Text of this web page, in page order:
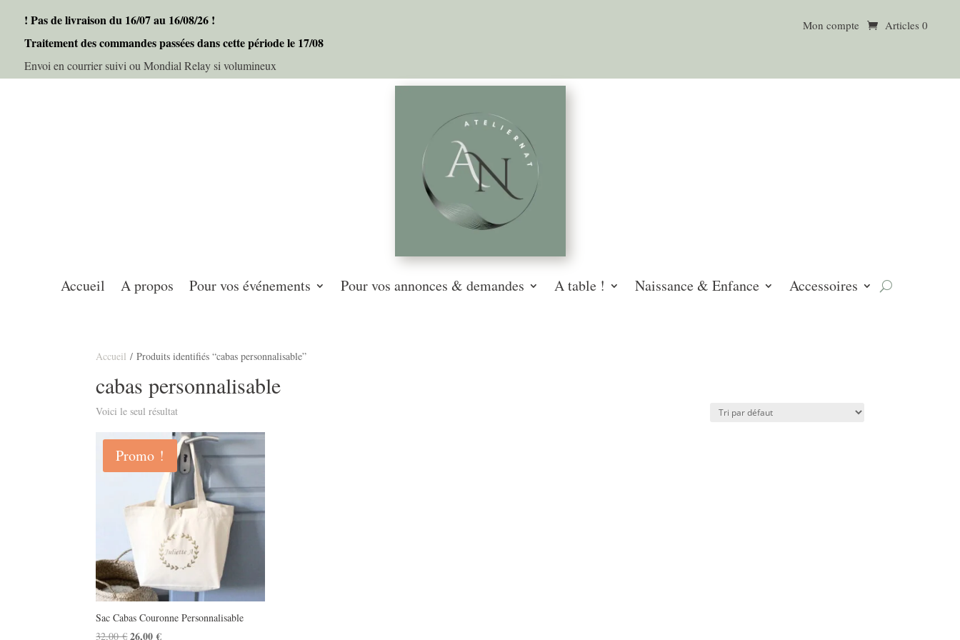
! Pas de livraison du 16/07 au 16/08/26 !
Traitement des commandes passées dans cette période le 17/08
Envoi en courrier suivi ou Mondial Relay si volumineux
Mon compte Articles 0
Accueil A propos Pour vos événements Pour vos annonces & demandes A table ! Naissance & Enfance Accessoires
Accueil / Produits identifiés “cabas personnalisable”
cabas personnalisable
Voici le seul résultat
Promo !
Sac Cabas Couronne Personnalisable
32,00€Le
26,00€Le